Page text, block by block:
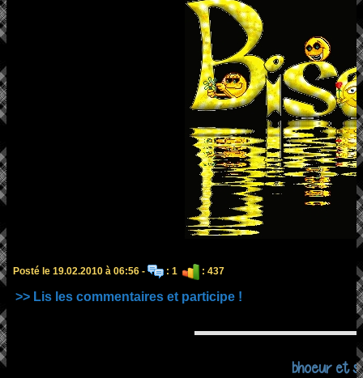
Posté le 19.02.2010 à 06:56 - : 1 : 437
>> Lis les commentaires et participe !
bhoeur et